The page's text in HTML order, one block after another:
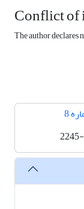
Conflict of
The author